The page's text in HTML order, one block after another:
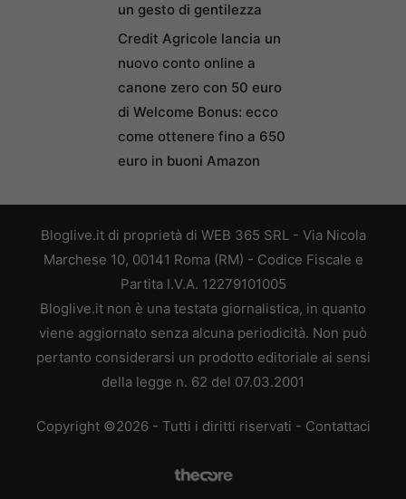
un gesto di gentilezza
Credit Agricole lancia un
nuovo conto online a
canone zero con 50 euro
di Welcome Bonus: ecco
come ottenere fino a 650
euro in buoni Amazon
Bloglive.it di proprietà di WEB 365 SRL - Via Nicola
Marchese 10, 00141 Roma (RM) - Codice Fiscale e
Partita I.V.A. 12279101005
Bloglive.it non è una testata giornalistica, in quanto
viene aggiornato senza alcuna periodicità. Non può
pertanto considerarsi un prodotto editoriale ai sensi
della legge n. 62 del 07.03.2001
Copyright ©2026 - Tutti i diritti riservati - Contattaci